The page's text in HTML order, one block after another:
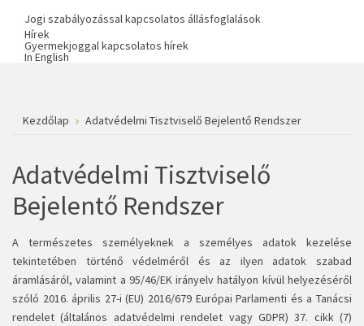
Jogi szabályozással kapcsolatos állásfoglalások
Hírek
Gyermekjoggal kapcsolatos hírek
In English
Kezdőlap Adatvédelmi Tisztviselő Bejelentő Rendszer
Adatvédelmi Tisztviselő
Bejelentő Rendszer
A természetes személyeknek a személyes adatok kezelése
tekintetében történő védelméről és az ilyen adatok szabad
áramlásáról, valamint a 95/46/EK irányelv hatályon kívül helyezéséről
szóló 2016. április 27-i (EU) 2016/679 Európai Parlamenti és a Tanácsi
rendelet (általános adatvédelmi rendelet vagy GDPR) 37. cikk (7)